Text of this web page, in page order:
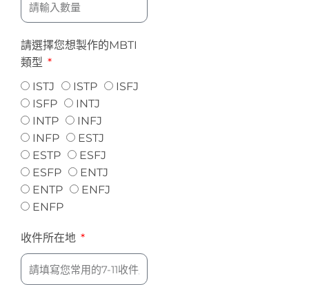
請選擇您想製作的MBTI
類型
ISTJ
ISTP
ISFJ
ISFP
INTJ
INTP
INFJ
INFP
ESTJ
ESTP
ESFJ
ESFP
ENTJ
ENTP
ENFJ
ENFP
收件所在地